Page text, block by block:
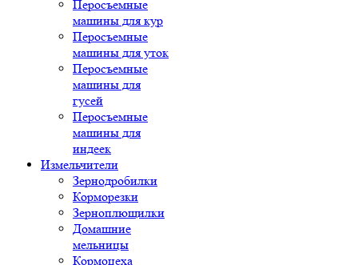
Перосъемные
машины для кур
Перосъемные
машины для уток
Перосъемные
машины для
гусей
Перосъемные
машины для
индеек
Измельчители
Зернодробилки
Корморезки
Зерноплющилки
Домашние
мельницы
Кормоцеха